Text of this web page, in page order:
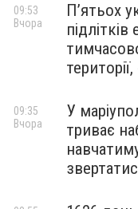
П’ятьох
09:53
Вчора
У
триває
09:35
Вчора